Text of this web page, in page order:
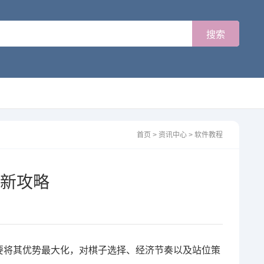
首页 > 资讯中心 >软件教程
攻略
其优势最大化，对棋子选择、经济节奏以及站位策